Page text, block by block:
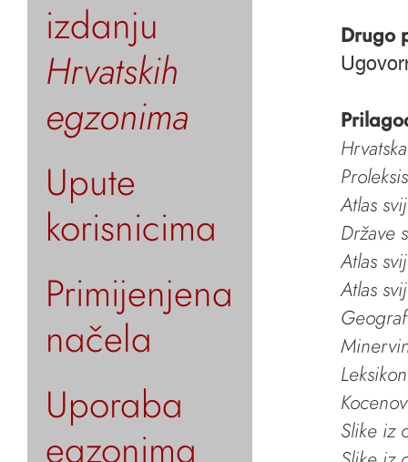
izdanju
Hrvatskih
egzonima
Upute
korisnicima
Primijenjena
načela
Uporaba
egzonima
Drugo
Atlas
Države
Atlas
Atlas
Slike iz